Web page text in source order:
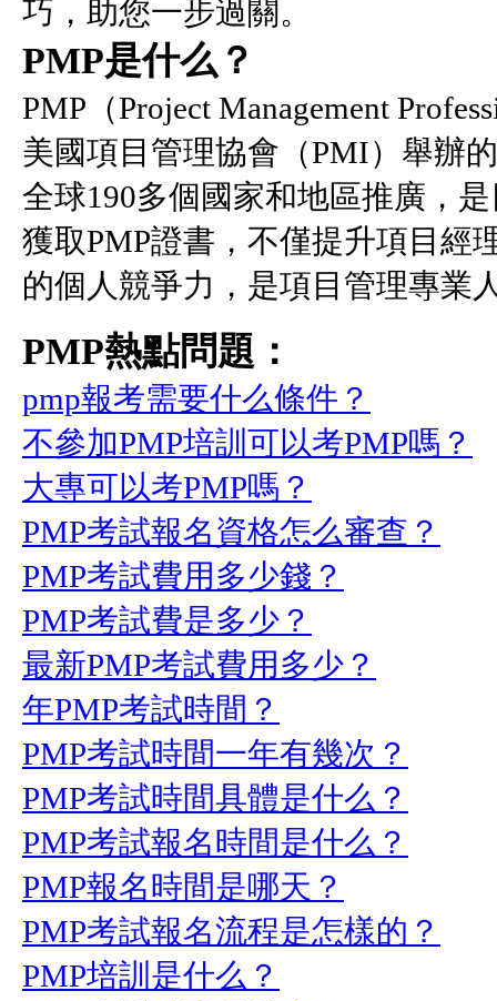
巧，助您一步過關。
PMP是什么？
PMP（Project Management
美國項目管理協會（PMI）舉辦
全球190多個國家和地區推廣，
獲取PMP證書，不僅提升項目經
的個人競爭力，是項目管理專業
PMP熱點問題：
pmp報考需要什么條件？
不參加PMP培訓可以考PMP嗎？
大專可以考PMP嗎？
PMP考試報名資格怎么審查？
PMP考試費用多少錢？
PMP考試費是多少？
最新PMP考試費用多少？
年PMP考試時間？
PMP考試時間一年有幾次？
PMP考試時間具體是什么？
PMP考試報名時間是什么？
PMP報名時間是哪天？
PMP考試報名流程是怎樣的？
PMP培訓是什么？